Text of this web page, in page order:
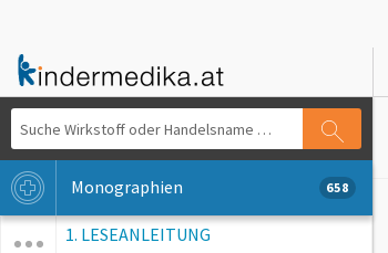
Monographien 658
1. LESEANLEITUNG